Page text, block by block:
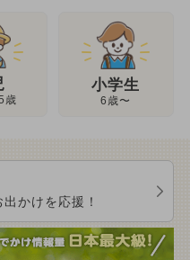
歳
小学生
6歳〜
かけを応援！